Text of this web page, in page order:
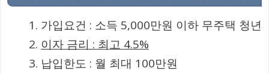
가입요건 : 소득 5,000만원 이하 무주택 청년
이자 금리 : 최고 4.5%
납입한도 : 월 최대 100만원